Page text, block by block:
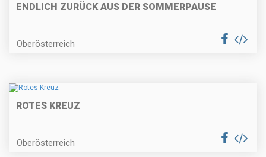
ENDLICH ZURÜCK AUS DER SOMMERPAUSE
Oberösterreich
ROTES KREUZ
Oberösterreich